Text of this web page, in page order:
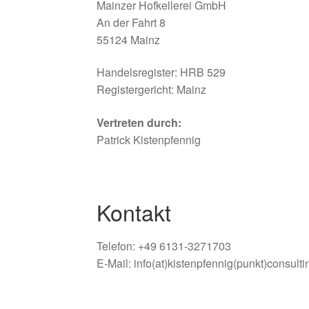
Mainzer Hofkellerei GmbH
An der Fahrt 8
55124 Mainz
Handelsregister: HRB 529
Registergericht: Mainz
Vertreten durch:
Patrick Kistenpfennig
Kontakt
Telefon: +49 6131-3271703
E-Mail: